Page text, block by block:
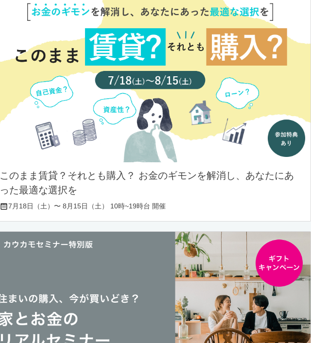
このまま賃貸？それとも購入？ お金のギモンを解消し、あなたにあ
った最適な選択を
7月18日（土）〜 8月15日（土） 10時~19時台 開催